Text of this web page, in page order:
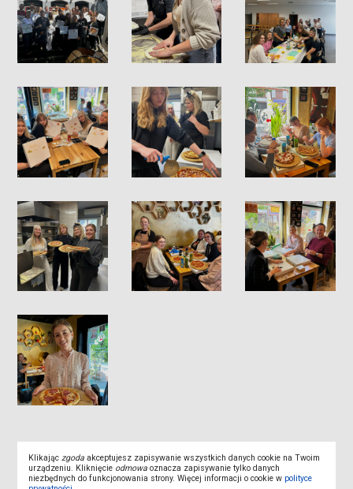
PRZEDSTAWIENIE „ZAJĄCZEK TUPTUŚ I WIELKA LEŚNA
PRZYGODA”
Klikajączgoda akceptujesz zapisywanie wszystkich danych cookie na Twoim
urządzeniu. Kliknięcie odmowa oznacza zapisywanie tylko danych
niezbędnych do funkcjonowania strony. Więcej informacji o cookie w polityce